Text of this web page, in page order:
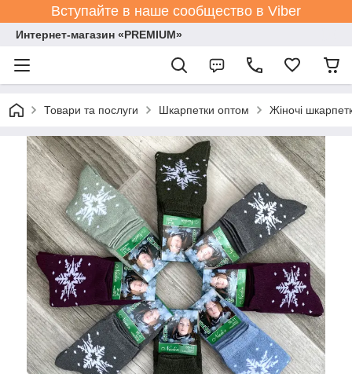
Вступайте в наше сообщество в Viber
Интернет-магазин «PREMIUM»
Товари та послуги Шкарпетки оптом Жіночі